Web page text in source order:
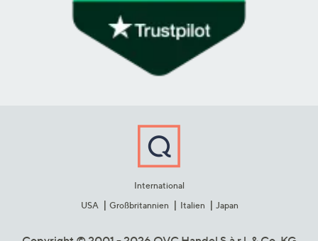
International
USA
Großbritannien Italien Japan